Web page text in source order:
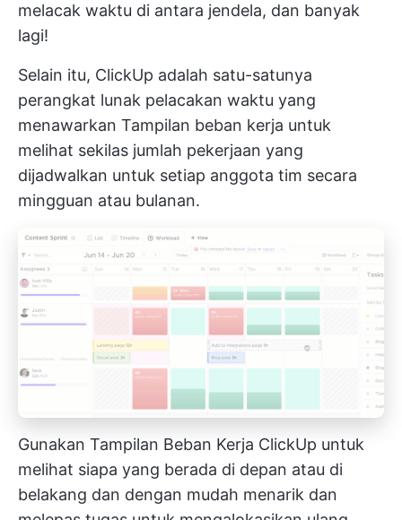
melacak waktu di antara jendela, dan banyak
lagi!
Selain itu, ClickUp adalah satu-satunya
perangkat lunak pelacakan waktu yang
menawarkan Tampilan beban kerja untuk
melihat sekilas jumlah pekerjaan yang
dijadwalkan untuk setiap anggota tim secara
mingguan atau bulanan.
Gunakan Tampilan Beban Kerja ClickUp untuk
melihat siapa yang berada di depan atau di
belakang dan dengan mudah menarik dan